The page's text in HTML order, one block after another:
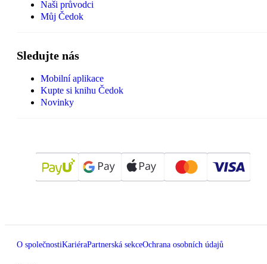
Naši průvodci
Můj Čedok
Sledujte nás
Mobilní aplikace
Kupte si knihu Čedok
Novinky
O společnostiKariéraPartnerská sekceOchrana osobních údajů